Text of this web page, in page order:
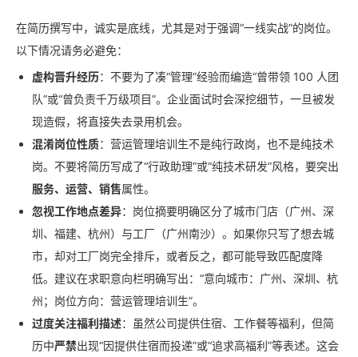
在简历撰写中，诚实是底线，尤其是对于强调“一线实战”的岗位。
以下情况请务必避免：
虚构晋升经历：不要为了凑“管理”经验而编造“曾带领 100 人团
队”或“曾负责千万级项目”。企业面试时会深挖细节，一旦被发
现造假，将直接失去录用机会。
混淆岗位性质：营运管理培训生不是纯行政岗，也不是纯技术
岗。不要将简历写成了“行政助理”或“纯技术研发”风格，要突出
服务、运营、销售属性。
忽视工作地点差异：岗位摘要明确区分了城市门店（广州、深
圳、福建、杭州）与工厂（广州南沙）。如果你只写了想去城
市，却对工厂岗完全排斥，或者反之，都可能导致匹配度降
低。建议在求职意向栏明确写出：“意向城市：广州、深圳、杭
州；岗位方向：营运管理培训生”。
过度关注福利描述：虽然公司提供住宿、工作餐等福利，但简
历中严禁出现“因提供住宿而投递”或“追求高福利”等表述。这会